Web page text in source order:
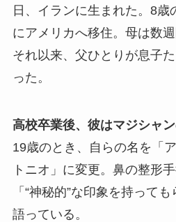
日、イランに生まれた。8歳
にアメリカへ移住。母は数
それ以来、父ひとりが息子
った。
高校卒業後、彼はマジシャン
19歳のとき、自らの名を「
トニオ」に変更。鼻の整形
「“神秘的”な印象を持って
語っている。